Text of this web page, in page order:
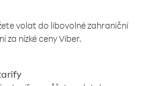
volat do libovolné zahraniční
za nízké ceny Viber.